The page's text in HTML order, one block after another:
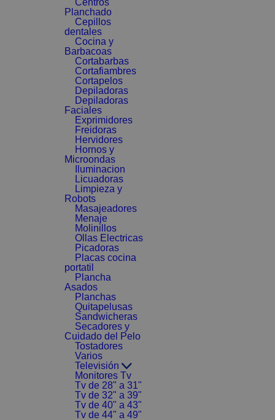
Centros
Planchado
Cepillos
dentales
Cocina y
Barbacoas
Cortabarbas
Cortafiambres
Cortapelos
Depiladoras
Depiladoras
Faciales
Exprimidores
Freidoras
Hervidores
Hornos y
Microondas
Iluminacion
Licuadoras
Limpieza y
Robots
Masajeadores
Menaje
Molinillos
Ollas Electricas
Picadoras
Placas cocina
portatil
Plancha
Asados
Planchas
Quitapelusas
Sandwicheras
Secadores y
Cuidado del Pelo
Tostadores
Varios
Televisión
Monitores Tv
Tv de 28" a 31"
Tv de 32" a 39"
Tv de 40" a 43"
Tv de 44" a 49"